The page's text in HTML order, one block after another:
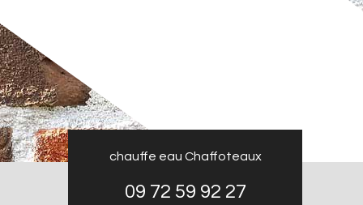
chauffe eau Chaffoteaux
09 72 59 92 27